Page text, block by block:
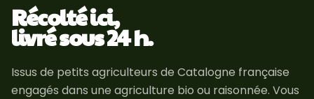
Récolté ici,
livré sous 24 h.
Issus de petits agriculteurs de Catalogne française
engagés dans une agriculture bio ou raisonnée. Vous